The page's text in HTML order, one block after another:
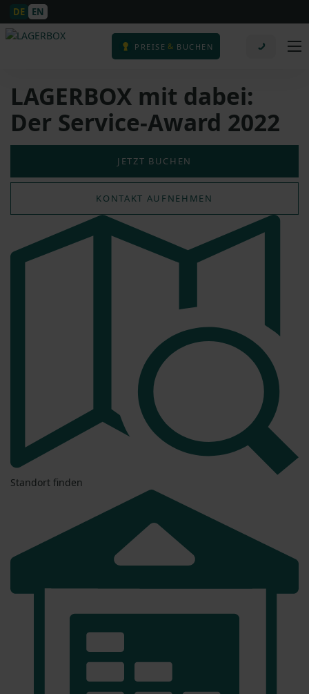
DE EN
PREISE & BUCHEN
LAGERBOX mit dabei:
Der Service-Award 2022
JETZT BUCHEN
KONTAKT AUFNEHMEN
Standort finden